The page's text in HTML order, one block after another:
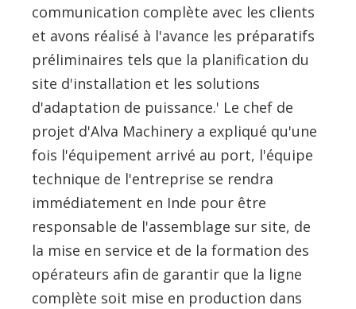
communication complète avec les clients
et avons réalisé à l'avance les préparatifs
préliminaires tels que la planification du
site d'installation et les solutions
d'adaptation de puissance.' Le chef de
projet d'Alva Machinery a expliqué qu'une
fois l'équipement arrivé au port, l'équipe
technique de l'entreprise se rendra
immédiatement en Inde pour être
responsable de l'assemblage sur site, de
la mise en service et de la formation des
opérateurs afin de garantir que la ligne
complète soit mise en production dans